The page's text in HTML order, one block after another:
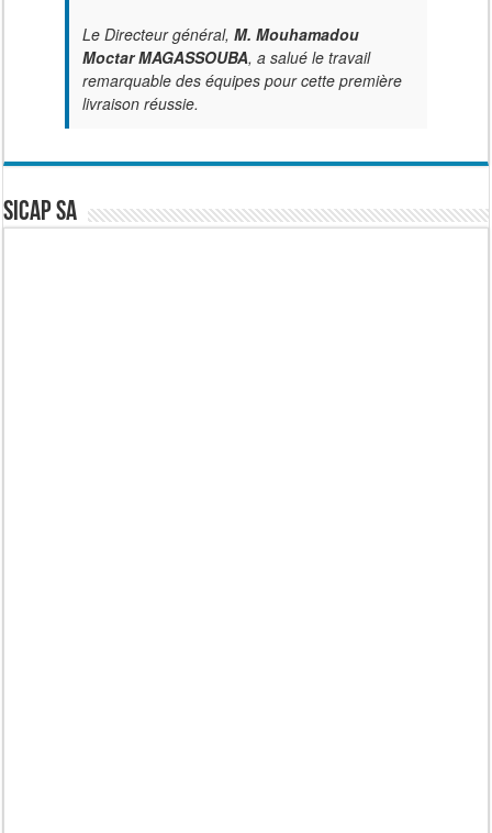
Le Directeur général, M. Mouhamadou
Moctar MAGASSOUBA, a salué le travail
remarquable des équipes pour cette première
livraison réussie.
SICAP SA